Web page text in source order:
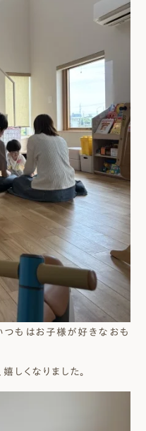
つもはお子様が好きなおも
しくなりました。